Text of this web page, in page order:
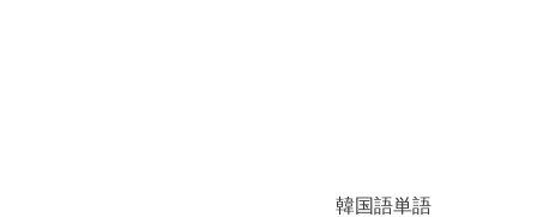
韓国語単語